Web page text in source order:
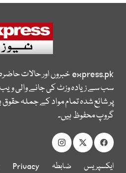
express.pkخبروں اور حالات
سب سے زیادہ وزٹ کی جانے والی
پر شائع شدہ تمام مواد کے جملہ
گروپ محفوظ ہیں۔
ایکسپریس
ضابطہ
Privacy